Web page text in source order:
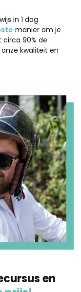
in 1 dag
manier om je
90% de
kwaliteit en
en